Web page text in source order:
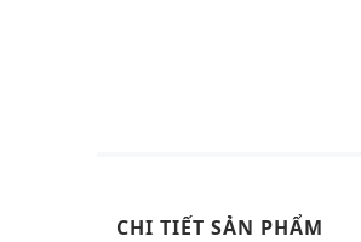
CHI TIẾT SẢN PHẨM